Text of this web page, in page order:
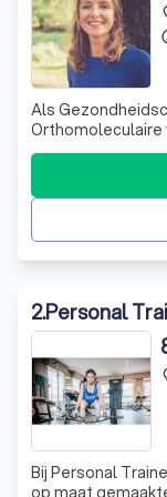
Als
Orthomoleculaire
graag willen
2.Personal
Bij Personal
op maat